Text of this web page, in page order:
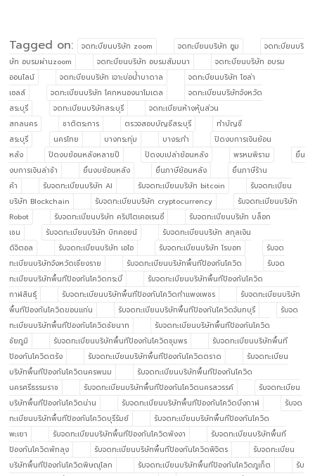
Tagged on: จดทะบียนบริษัท zoom จดทะบียนบริษัท ซูม
จดทะบียนบริ
ษัท อบรมผ่านzoom
จดทะบียนบริษัท อบรมสัมมนา
จดทะบียนบริษัท อบรม
ออนไลน์
จดทะบียนบริษัท เจาะบ่อน้ำบาดาล
จดทะบียนบริษัท โซล่า
เซลล์
จดทะเบียนบริษัท โคกหนองนาโมเดล
จดทะเบียนบริษัทจังหวัด
สระบุรี
จดทะเบียนบริษัทสระบุรี
จดทะเบียนห้างหุ้นส่วน
สกลนคร
ชาติตระการ ตรวจสอบบัญชีสระบุรี
ทำบัญชี
สระบุรี
นครไทย บางกระทุ่ม บางระกำ
ปิดงบการเงินย้อน
หลัง
ปิดงบย้อนหลังหลายปี ปิดงบเปล่าย้อนหลัง พรหมพิราม
ยื่น
งบการเงินล่าช้า
ยื่นงบย้อนหลัง ยื่นภาษีย้อนหลัง
ยื่นภาษีร้าน
ค้า
รับจดทะเบียนบริษัท AI รับจดทะเบียนบริษัท bitcoin
รับจดทะเบียน
บริษัท Blockchain
รับจดทะเบียนบริษัท cryptocurrency
รับจดทะเบียนบริษัท
Robot
รับจดทะเบียนบริษัท คริปโตเคอเรนซี่
รับจดทะเบียนบริษัท บล็อก
เชน
รับจดทะเบียนบริษัท บิทคอยน์
รับจดทะเบียนบริษัท สกุลเงิน
ดิจิตอล
รับจดทะเบียนบริษัท เอไอ รับจดทะเบียนบริษัท โรบอท
รับจด
ทะเบียนบริษัทจังหวัดเชียงราย
รับจดทะเบียนบริษัทพื้นทีป้องกันโควิด
รับจด
ทะเบียนบริษัทพื้นทีป้องกันโควิดกระบี่
รับจดทะเบียนบริษัทพื้นทีป้องกันโควิด
กาฬสินธุ์
รับจดทะเบียนบริษัทพื้นทีป้องกันโควิดกำแพงเพชร
รับจดทะเบียนบริษัท
พื้นทีป้องกันโควิดขอนแก่น
รับจดทะเบียนบริษัทพื้นทีป้องกันโควิดจันทบุรี
รับจด
ทะเบียนบริษัทพื้นทีป้องกันโควิดชัยนาท
รับจดทะเบียนบริษัทพื้นทีป้องกันโควิด
ชัยภูมิ
รับจดทะเบียนบริษัทพื้นทีป้องกันโควิดชุมพร
รับจดทะเบียนบริษัทพื้นที
ป้องกันโควิดตรัง
รับจดทะเบียนบริษัทพื้นทีป้องกันโควิดตราด
รับจดทะเบียน
บริษัทพื้นทีป้องกันโควิดนครพนม
รับจดทะเบียนบริษัทพื้นทีป้องกันโควิด
นครศรีธรรมราช
รับจดทะเบียนบริษัทพื้นทีป้องกันโควิดนครสวรรค์
รับจดทะเบียน
บริษัทพื้นทีป้องกันโควิดน่าน
รับจดทะเบียนบริษัทพื้นทีป้องกันโควิดบึงกาฬ
รับจด
ทะเบียนบริษัทพื้นทีป้องกันโควิดบุรีรัมย์
รับจดทะเบียนบริษัทพื้นทีป้องกันโควิด
พะเยา
รับจดทะเบียนบริษัทพื้นทีป้องกันโควิดพังงา
รับจดทะเบียนบริษัทพื้นที
ป้องกันโควิดพัทลุง
รับจดทะเบียนบริษัทพื้นทีป้องกันโควิดพิจิตร
รับจดทะเบียน
บริษัทพื้นทีป้องกันโควิดพิษณุโลก
รับจดทะเบียนบริษัทพื้นทีป้องกันโควิดภูเก็ต
รับ